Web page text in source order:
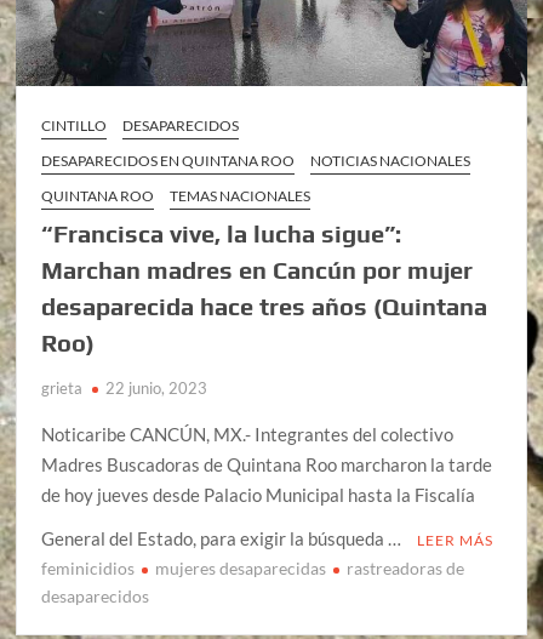
CINTILLO
DESAPARECIDOS
DESAPARECIDOS EN QUINTANA ROO
NOTICIAS NACIONALES
QUINTANA ROO
TEMAS NACIONALES
“Francisca vive, la lucha sigue”:
Marchan madres en Cancún por mujer
desaparecida hace tres años (Quintana
Roo)
grieta 22 junio, 2023
Noticaribe CANCÚN, MX.- Integrantes del colectivo
Madres Buscadoras de Quintana Roo marcharon la tarde
de hoy jueves desde Palacio Municipal hasta la Fiscalía
General del Estado, para exigir la búsqueda …
LEER MÁS
feminicidios mujeres desaparecidas
rastreadoras de
desaparecidos